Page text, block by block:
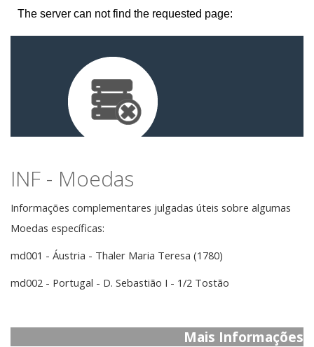
INF - Moedas
Informações complementares julgadas úteis sobre algumas
Moedas específicas:
md001 - Áustria - Thaler Maria Teresa (1780)
md002 - Portugal - D. Sebastião I - 1/2 Tostão
Mais Informações